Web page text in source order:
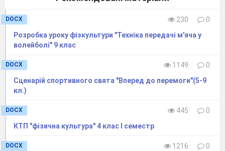
DOCX 230
0
Розробка уроку фізкультури "Техніка передачі м'яча у
волейболі" 9 клас
DOCX 1149
0
Сценарій спортивного свята "Вперед до перемоги"(5-9
кл.)
DOCX 445
0
КТП "фізична культура" 4 клас І семестр
DOCX 1216
0